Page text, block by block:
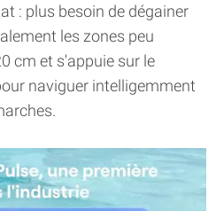
: plus besoin de dégainer
les zones peu
cm et s'appuie sur le
naviguer intelligemment